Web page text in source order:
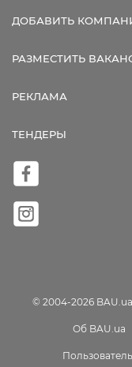
ДОБАВИТЬ
РАЗМЕСТИТЬ
РЕКЛАМА
ТЕНДЕРЫ
© 2004-2026
Об BAU.ua